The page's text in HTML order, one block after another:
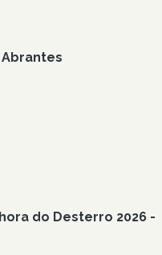
do Desterro 2026 -